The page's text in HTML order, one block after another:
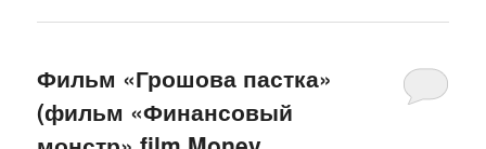
Фильм «Грошова пастка»
(фильм «Финансовый